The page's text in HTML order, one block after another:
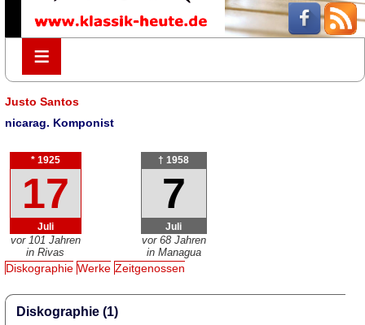
≡
≡
Justo Santos
nicarag. Komponist
* 1925
17
Juli
vor 101 Jahren
in Rivas
† 1958
7
Juli
vor 68 Jahren
in Managua
Diskographie Werke Zeitgenossen
Diskographie (1)